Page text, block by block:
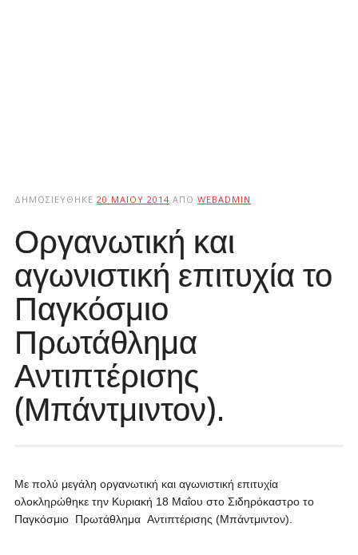
ΔΗΜΟΣΙΕΎΘΗΚΕ 20 ΜΑΪ́ΟΥ 2014 ΑΠΌ WEBADMIN
Οργανωτική και
αγωνιστική επιτυχία το
Παγκόσμιο
Πρωτάθλημα
Αντιπτέρισης
(Μπάντμιντον).
Με πολύ μεγάλη οργανωτική και αγωνιστική επιτυχία
ολοκληρώθηκε την Κυριακή 18 Μαΐου στο Σιδηρόκαστρο το
Παγκόσμιο Πρωτάθλημα Αντιπτέρισης (Μπάντμιντον).